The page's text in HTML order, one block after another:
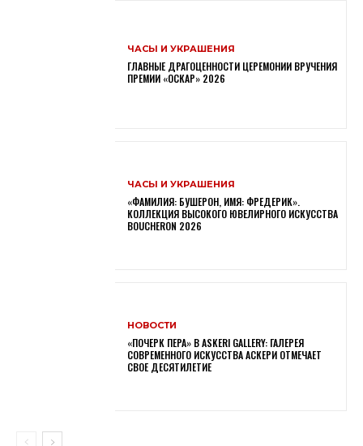
ЧАСЫ И УКРАШЕНИЯ
ГЛАВНЫЕ ДРАГОЦЕННОСТИ ЦЕРЕМОНИИ ВРУЧЕНИЯ
ПРЕМИИ «ОСКАР» 2026
ЧАСЫ И УКРАШЕНИЯ
«ФАМИЛИЯ: БУШЕРОН, ИМЯ: ФРЕДЕРИК».
КОЛЛЕКЦИЯ ВЫСОКОГО ЮВЕЛИРНОГО ИСКУССТВА
BOUCHERON 2026
НОВОСТИ
«ПОЧЕРК ПЕРА» В ASKERI GALLERY: ГАЛЕРЕЯ
СОВРЕМЕННОГО ИСКУССТВА АСКЕРИ ОТМЕЧАЕТ
СВОЕ ДЕСЯТИЛЕТИЕ